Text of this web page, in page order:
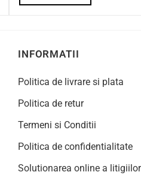
INFORMATII
Politica de livrare si plata
Politica de retur
Termeni si Conditii
Politica de confidentialitate
Solutionarea online a litigiilor